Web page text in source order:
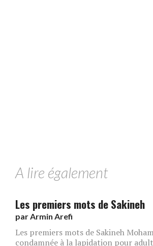
A lire également
Les premiers mots de Sakineh
par Armin Arefi
Les premiers mots de Sakineh
condamnée à la lapidation pour